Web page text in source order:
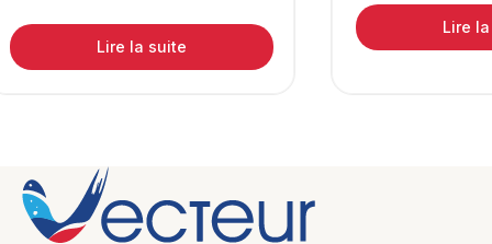
Lire la suite
Lire